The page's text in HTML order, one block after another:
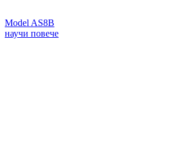
Model AS8B
научи повече